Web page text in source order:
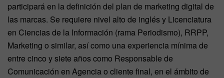
participará en la definición del plan de marketing digital de
las marcas. Se requiere nivel alto de inglés y Licenciatura
en Ciencias de la Información (rama Periodismo), RRPP,
Marketing o similar, así como una experiencia mínima de
entre cinco y siete años como Responsable de
Comunicación en Agencia o cliente final, en el ámbito de